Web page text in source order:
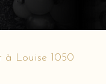
Louise 1050